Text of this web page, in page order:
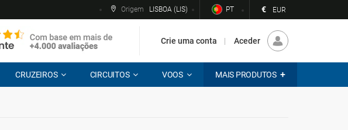
Origem LISBOA (LIS) PT € EUR
Crie uma conta Aceder
CRUZEIROS CIRCUITOS VOOS MAIS PRODUTOS